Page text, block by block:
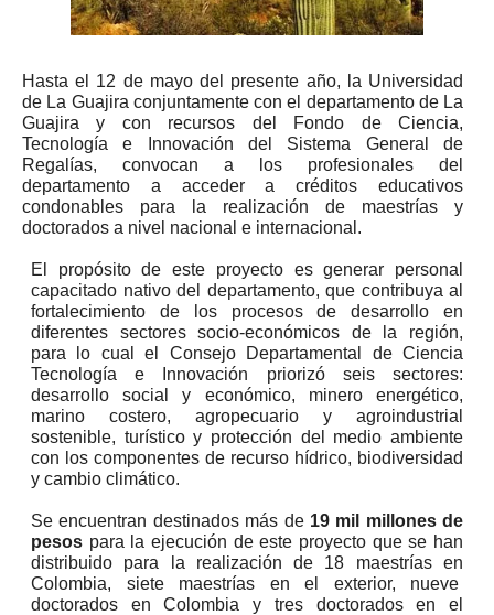
ma
Hasta el 12 de mayo del presente año, la Universidad
de La Guajira conjuntamente con el departamento de La
Guajira y con recursos del Fondo de Ciencia,
Tecnología e Innovación del Sistema General de
Regalías, convocan a los profesionales del
departamento a acceder a créditos educativos
condonables para la realización de maestrías y
doctorados a nivel nacional e internacional.
El propósito de este proyecto es generar personal
capacitado nativo del departamento, que contribuya al
fortalecimiento de los procesos de desarrollo en
diferentes sectores socio-económicos de la región,
para lo cual el Consejo Departamental de Ciencia
Tecnología e Innovación priorizó seis sectores:
desarrollo social y económico, minero energético,
marino costero, agropecuario y agroindustrial
sostenible, turístico y protección del medio ambiente
con los componentes de recurso hídrico, biodiversidad
y cambio climático.
Se encuentran destinados más de 19 mil millones de
pesos para la ejecución de este proyecto que se han
distribuido para la realización de 18 maestrías en
Colombia, siete maestrías en el exterior, nueve
doctorados en Colombia y tres doctorados en el